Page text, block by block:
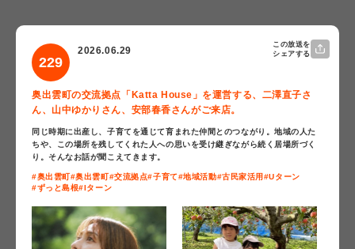
229
2026.06.29
奥出雲町の交流拠点「Katta House」を運営する、二澤直子さ
ん、山中ゆかりさん、安部春香さんがご来店。
同じ時期に出産し、子育てを通じて育まれた仲間とのつながり。地域の人た
ちや、この場所を残してくれた人への思いを受け継ぎながら続く居場所づく
り。そんなお話が聞こえてきます。
#奥出雲町#奥出雲町#交流拠点#子育て#地域活動#古民家活用#Uターン
#ずっと島根#Iターン
この放送を
シェアする